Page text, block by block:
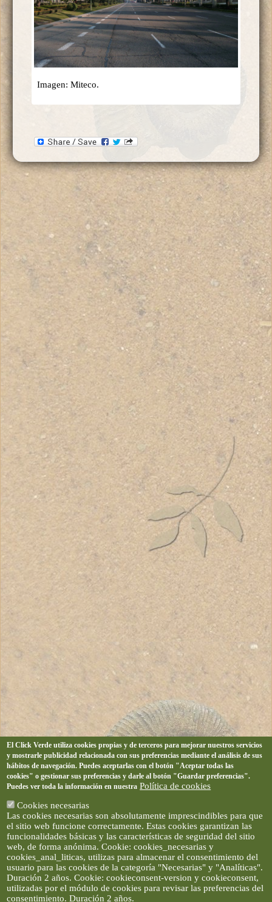
Imagen: Miteco.
El Click Verde utiliza cookies propias y de terceros para mejorar nuestros servicios
y mostrarle publicidad relacionada con sus preferencias mediante el análisis de sus
hábitos de navegación. Puedes aceptarlas con el botón "Aceptar todas las
cookies" o gestionar sus preferencias y darle al botón "Guardar preferencias".
Puedes ver toda la información en nuestra Política de cookies
Cookies necesarias
Las cookies necesarias son absolutamente imprescindibles para que
el sitio web funcione correctamente. Estas cookies garantizan las
funcionalidades básicas y las características de seguridad del sitio
web, de forma anónima. Cookie: cookies_necesarias y
cookies_anal_liticas, utilizas para almacenar el consentimiento del
usuario para las cookies de la categoría "Necesarias" y "Analíticas".
Duración 2 años. Cookie: cookieconsent-version y cookieconsent,
utilizadas por el módulo de cookies para revisar las preferencias del
consentimiento. Duración 2 años.